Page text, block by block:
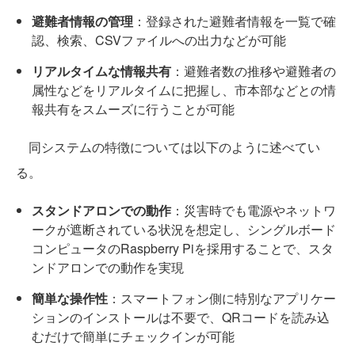
避難者情報の管理 ：登録された避難者情報を一覧で確
認、検索、CSVファイルへの出力などが可能
リアルタイムな情報共有 ：避難者数の推移や避難者の
属性などをリアルタイムに把握し、市本部などとの情
報共有をスムーズに行うことが可能
同システムの特徴については以下のように述べてい
る。
スタンドアロンでの動作 ：災害時でも電源やネットワ
ークが遮断されている状況を想定し、シングルボード
コンピュータのRaspberry Piを採用することで、スタ
ンドアロンでの動作を実現
簡単な操作性 ：スマートフォン側に特別なアプリケー
ションのインストールは不要で、QRコードを読み込
むだけで簡単にチェックインが可能